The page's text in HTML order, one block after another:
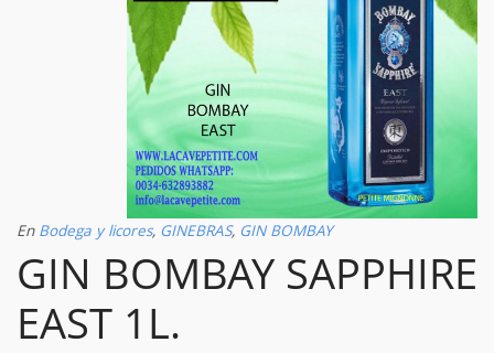
En Bodega y licores, GINEBRAS, GIN BOMBAY
GIN BOMBAY SAPPHIRE
EAST 1L.